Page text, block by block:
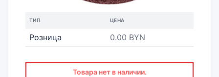
ТИП ЦЕНА
Розница 0.00 BYN
Товара нет в наличии.